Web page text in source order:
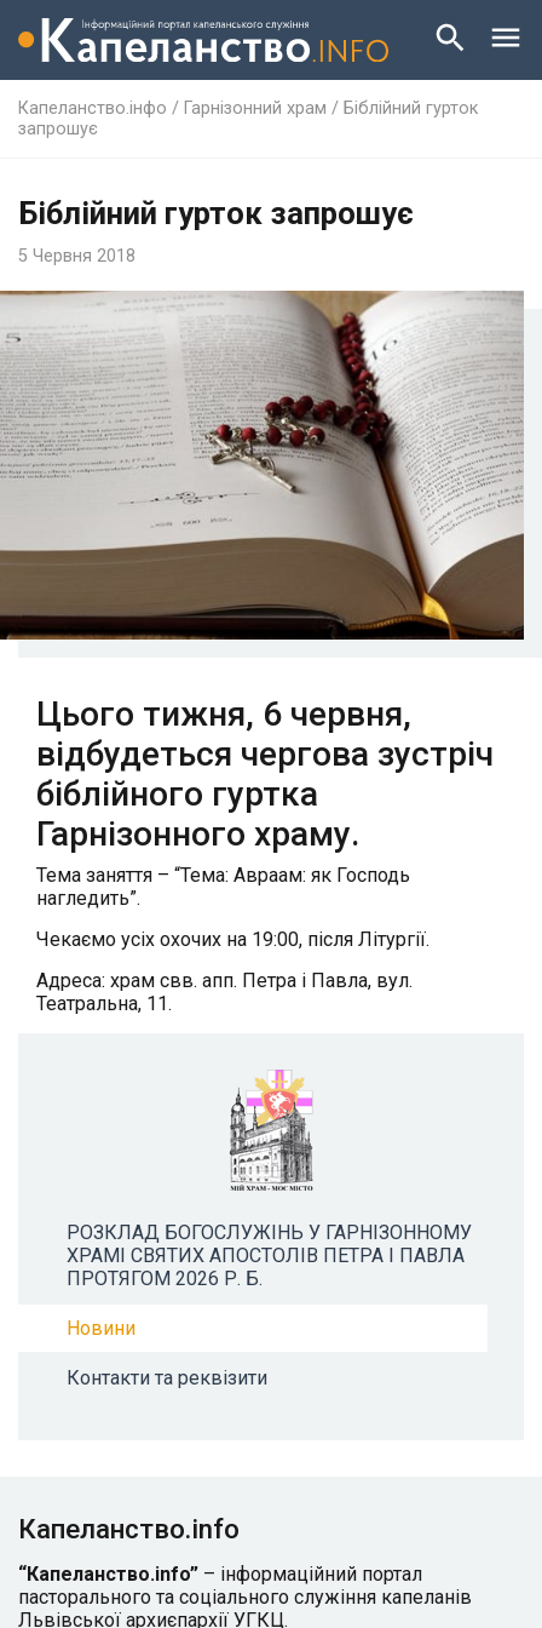
Капеланство.інфо / Гарнізонний храм / Біблійний гурток
запрошує
Біблійний гурток запрошує
5 Червня 2018
Цього тижня, 6 червня,
відбудеться чергова зустріч
біблійного гуртка
Гарнізонного храму.
Тема заняття – “Тема: Авраам: як Господь
нагледить”.
Чекаємо усіх охочих на 19:00, після Літургії.
Адреса: храм свв. апп. Петра і Павла, вул.
Театральна, 11.
РОЗКЛАД БОГОСЛУЖІНЬ У ГАРНІЗОННОМУ
ХРАМІ СВЯТИХ АПОСТОЛІВ ПЕТРА І ПАВЛА
ПРОТЯГОМ 2026 Р. Б.
Новини
Контакти та реквізити
Капеланство.info
“Капеланство.info” – інформаційний портал
пасторального та соціального служіння капеланів
Львівської архиєпархії УГКЦ.